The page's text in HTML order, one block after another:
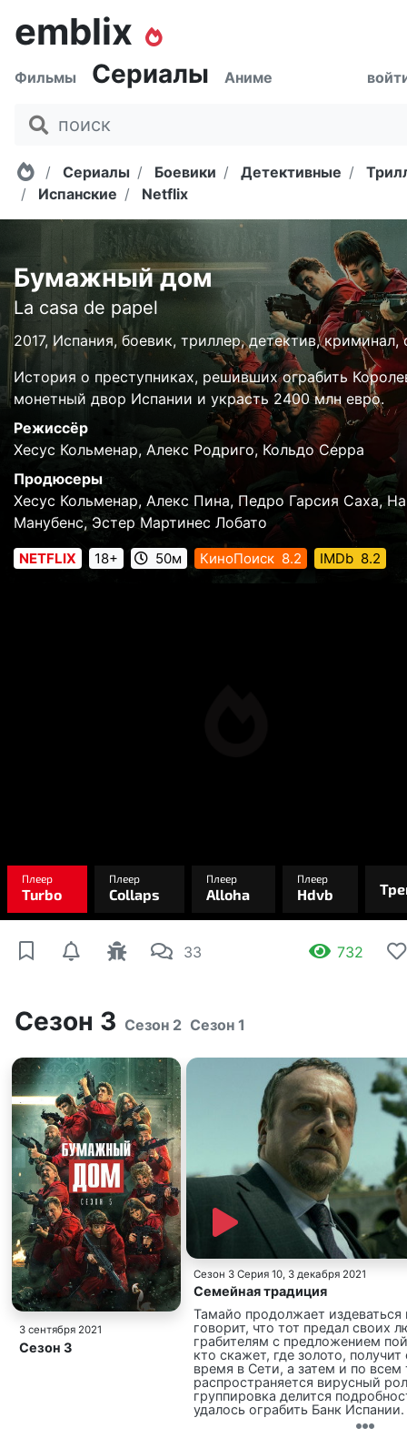
emblix
Фильмы Сериалы Аниме
Главная
Сериалы Боевики Детективные
Испанские
Netflix
Бумажный дом
La casa de papel
2017, Испания, боевик, триллер, детектив, криминал,
История о преступниках, решивших ограбить
монетный двор Испании и украсть 2400 млн евро.
Режиссёр
Хесус Кольменар, Алекс Родриго, Кольдо Серра
Продюсеры
Хесус Кольменар, Алекс Пина, Педро Гарсия Саха,
Манубенс, Эстер Мартинес Лобато
NETFLIX 18+ 50м КиноПоиск 8.2 IMDb 8.2
33 732
Сезон 3 Сезон 2 Сезон 1
3 сентября 2021
Сезон 3
Сезон 3 Серия 10, 3 декабря 2021
Семейная традиция
Тамайо продолжает
говорит, что тот предал своих
грабителям с предложением
кто скажет, где золото,
время в Сети, а затем и по всем
распространяется вирусный
группировка делится
удалось ограбить Банк
ярости, поскольку понимает,